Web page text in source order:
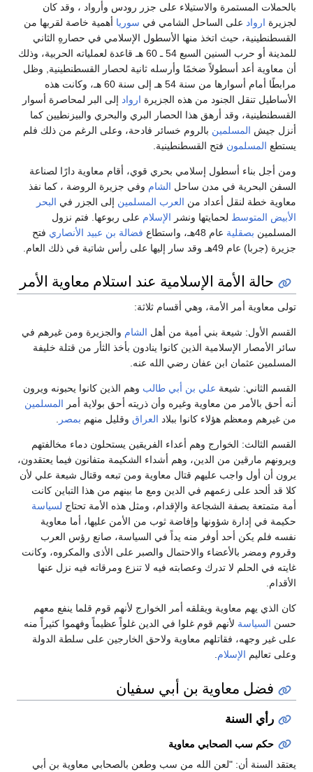
بالحملات المستمرة والاستيلاء على جزر رودس وأرواد ، وقد كان
لجزيرة ارواد على الساحل الشامي في سوريا أهمية خاصة لقربها من
القسطنطينية، حيث اتخذ منها الأسطول الإسلامي في حصارهِ الثاني
للمدينة أو حرب السنين السبع 54 ـ 60 هـ قاعدة لعملياته الحربية، وذلك
أن معاوية أعد أسطولاً ضخمًا وأرسله ثانية لحصار القسطنطينية, وظل
مرابطًا أمام أسوارها من سنة 54 هـ إلى سنة 60 هـ، وكانت هذه
الأساطيل تنقل الجنود من هذه الجزيرة ارواد إلى البر لمحاصرة أسوار
القسطنطينية، وقد أرهق هذا الحصار البري والبحري والبيزنطيين كما
أنزل جيش المسلمين بالروم خسائر فادحة، وعلى الرغم من ذلك فلم
يستطع المسلمون فتح القسطنطينية.
ومن أجل بناء أسطول إسلامي بحري قوي، أقام معاوية دارًا لصناعة
السفن البحرية في مدن ساحل الشام وفي جزيرة الروضة ، كما نفذ
معاوية خطة لنقل أعداد من العرب المسلمين إلى الجزر في البحر
الأبيض المتوسط لحمايتها ونشر الإسلام على ربوعها. فتم نزول
المسلمين بصقلية عام 48هـ، واستطاع فضالة بن عبيد الأنصاري فتح
جزيرة (جربا) عام 49هـ وقد سار إليها على رأس شاتية في ذلك العام.
حالة الأمة الإسلامية عند استلام معاوية الأمر
تولى معاوية أمر الأمة، وهي أقسام ثلاثة:
القسم الأول: شيعة بني أمية من أهل الشام والجزيرة ومن غيرهم في
سائر الأمصار الإسلامية الذين كانوا ينادون بأخذ الثأر من قتلة خليفة
المسلمين عثمان ابن عفان رضي الله عنه.
القسم الثاني: شيعة علي بن أبي طالب وهم الذين كانوا يحبونه ويرون
أنه أحق بالأمر من معاوية وغيره وأن ذريته أحق بولاية أمر المسلمين
من غيرهم ومعظم هؤلاء كانوا ببلاد العراق وقليل منهم بمصر
القسم الثالث: الخوارج وهم أعداء الفريقين يستحلون دماء مخالفتهم
ويرونهم مارقين من الدين، وهم أشداء الشكيمة متفانون فيما يعتقدون،
يرون أن أول واجب عليهم قتال معاوية ومن تبعه وقتال شيعة علي لأن
كلا قد ألحد على زعمهم في الدين ومع ما بينهم من هذا التباين كانت
أمة متمتعة بصفة الشجاعة والإقدام، ومثل هذه الأمة تحتاج لسياسة
حكيمة في إدارة شؤونها وإفاضة ثوب من الأمن عليها، أما معاوية
نفسه فلم يكن أحد أوفر منه يداً في السياسة، صانع رؤس العرب
وقروم ومضر بالأعضاء والاحتمال والصبر على الأذى والمكروه، وكانت
غايته في الحلم لا تدرك وعصابته فيه لا تنزع ومرقاته فيه نزل عنها
الأقدام.
كان الذي يهم معاوية ويقلقه أمر الخوارج لأنهم قوم قلما ينفع معهم
حسن السياسة لأنهم قوم غلوا في الدين غلواً عظيماً وفهموا كثيراً منه
على غير وجهه، فقاتلهم معاوية ولاحق الخارجين على سلطة الدولة
وعلى تعاليم الإسلام
فضل معاوية بن أبي سفيان
رأي السنة
حكم سب الصحابي معاوية
يعتقد السنة أن: "لعن الله من سب وطعن بالصحابي معاوية بن أبي